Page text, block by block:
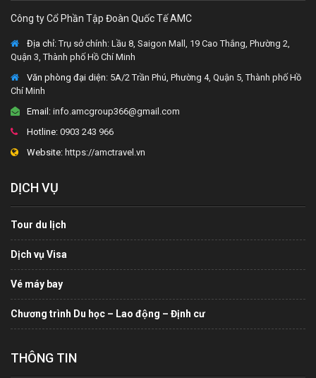
Công ty Cổ Phần Tập Đoàn Quốc Tế AMC
Địa chỉ:Trụ sở chính: Lầu 8, Saigon Mall, 19 Cao Thắng, Phường 2,
Quận 3, Thành phố Hồ Chí Minh
Văn phòng đại diện: 5A/2 Trần Phú, Phường 4, Quận 5, Thành phố Hồ
Chí Minh
Email: info.amcgroup366@gmail.com
Hotline: 0903 243 966
Website: https://amctravel.vn
DỊCH VỤ
Tour du lịch
Dịch vụ Visa
Vé máy bay
Chương trình Du học – Lao động – Định cư
THÔNG TIN